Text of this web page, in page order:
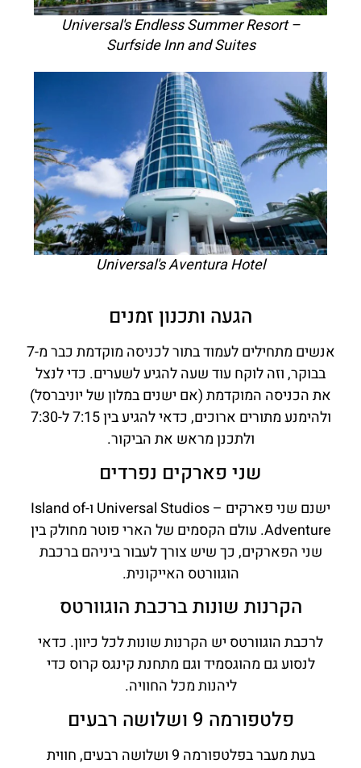
Universal's Endless Summer Resort –
Surfside Inn and Suites
Universal's Aventura Hotel
הגעה ותכנון זמנים
אנשים מתחילים לעמוד בתור לכניסה מוקדמת כבר מ-7
בבוקר, וזה לוקח עוד שעה להגיע לשערים. כדי לנצל
את הכניסה המוקדמת (אם ישנים במלון של יוניברסל)
ולהימנע מתורים ארוכים, כדאי להגיע בין 7:15 ל-7:30
ולתכנן מראש את הביקור.
שני פארקים נפרדים
ישנם שני פארקים – Universal Studios ו-Island of
Adventure. עולם הקסמים של הארי פוטר מחולק בין
שני הפארקים, כך שיש צורך לעבור ביניהם ברכבת
הוגוורטס האייקונית.
הקרנות שונות ברכבת הוגוורטס
לרכבת הוגוורטס יש הקרנות שונות לכל כיוון. כדאי
לנסוע גם מהוגסמיד וגם מתחנת קינגס קרוס כדי
ליהנות מכל החוויה.
פלטפורמה 9 ושלושה רבעים
בעת מעבר בפלטפורמה 9 ושלושה רבעים, חווית